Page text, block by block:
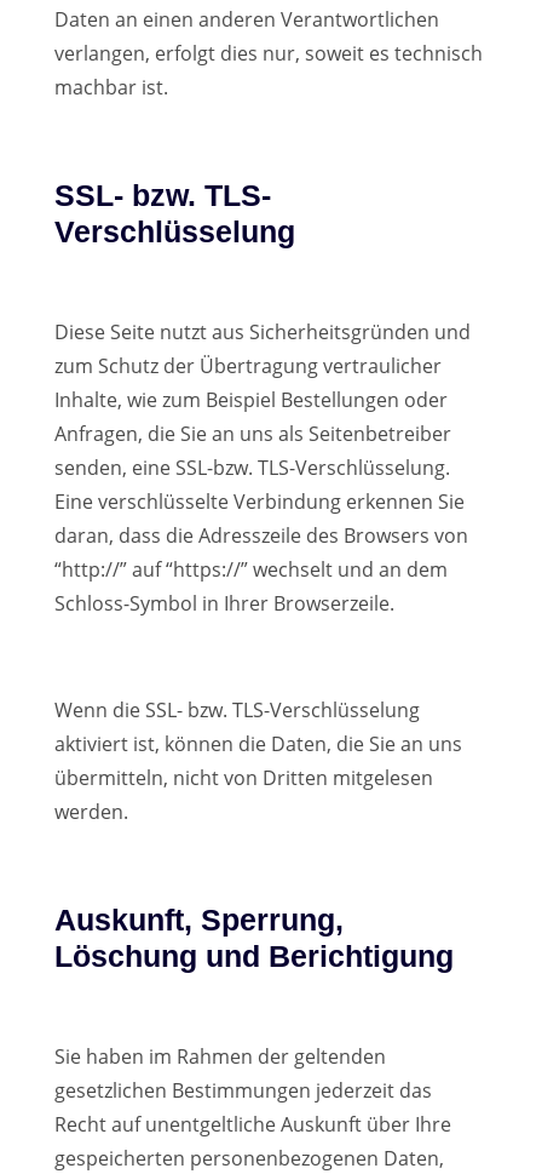
Daten an einen anderen Verantwortlichen
verlangen, erfolgt dies nur, soweit es technisch
machbar ist.
SSL- bzw. TLS-
Verschlüsselung
Diese Seite nutzt aus Sicherheitsgründen und
zum Schutz der Übertragung vertraulicher
Inhalte, wie zum Beispiel Bestellungen oder
Anfragen, die Sie an uns als Seitenbetreiber
senden, eine SSL-bzw. TLS-Verschlüsselung.
Eine verschlüsselte Verbindung erkennen Sie
daran, dass die Adresszeile des Browsers von
“http://” auf “https://” wechselt und an dem
Schloss-Symbol in Ihrer Browserzeile.
Wenn die SSL- bzw. TLS-Verschlüsselung
aktiviert ist, können die Daten, die Sie an uns
übermitteln, nicht von Dritten mitgelesen
werden.
Auskunft, Sperrung,
Löschung und Berichtigung
Sie haben im Rahmen der geltenden
gesetzlichen Bestimmungen jederzeit das
Recht auf unentgeltliche Auskunft über Ihre
gespeicherten personenbezogenen Daten,